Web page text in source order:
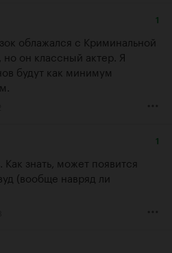
1
облажался с Криминальной
он классный актер. Я
будут как минимум
1
знать, может появится
(вообще навряд ли